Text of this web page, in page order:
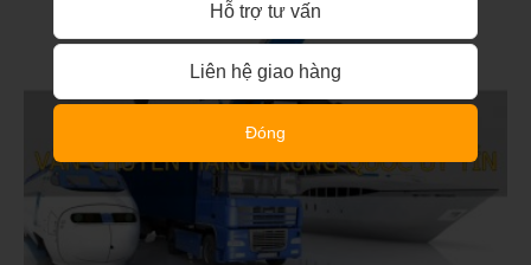
Hỗ trợ tư vấn
Liên hệ giao hàng
Đóng